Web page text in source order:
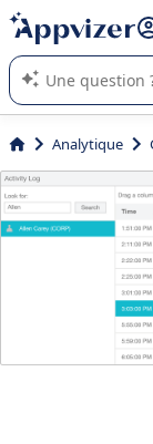
répondre
L'IA de Appvizer
logiciel SaaS en
Analytique